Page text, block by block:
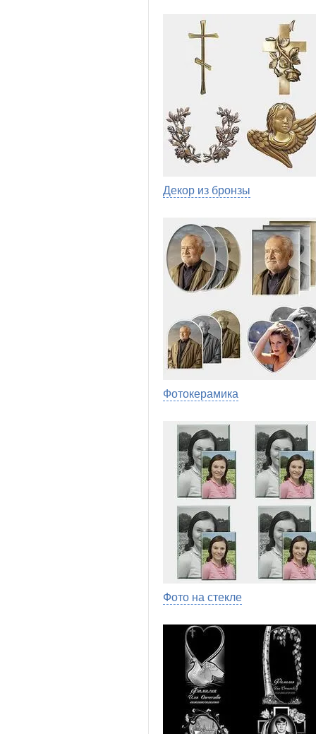
Декор из бронзы
Фотокерамика
Фото на стекле